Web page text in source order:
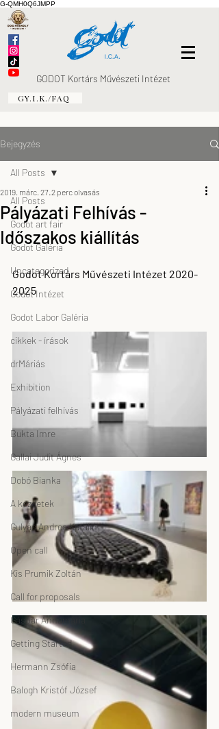
G-QMH0Q6JMPP
GODOT Kortárs Művészeti Intézet
GY.I.K./FAQ
Bejegyzés
All Posts
Godot art fair
Godot Galéria
Uncategorized
Godot Intézet
Godot Labor Galéria
cikkek - írások
drMáriás
Exhibition
Pályázati felhívás
Bukta Imre
Gallai Judit Ágnes
Dobó Bianka
A kezdetek
Gulyás Andrea Katalin
Open call
Kis Prumik Zoltán
Call for proposals
Gáspár Annamária
Getting Started
Hermann Zsófia
Balogh Kristóf József
modern museum
All Posts
Pályázati Felhívás -
Időszakos kiállítás
2019. márc. 27. 2 perc olvasás
Godot Kortárs Művészeti Intézet 2020-
2025